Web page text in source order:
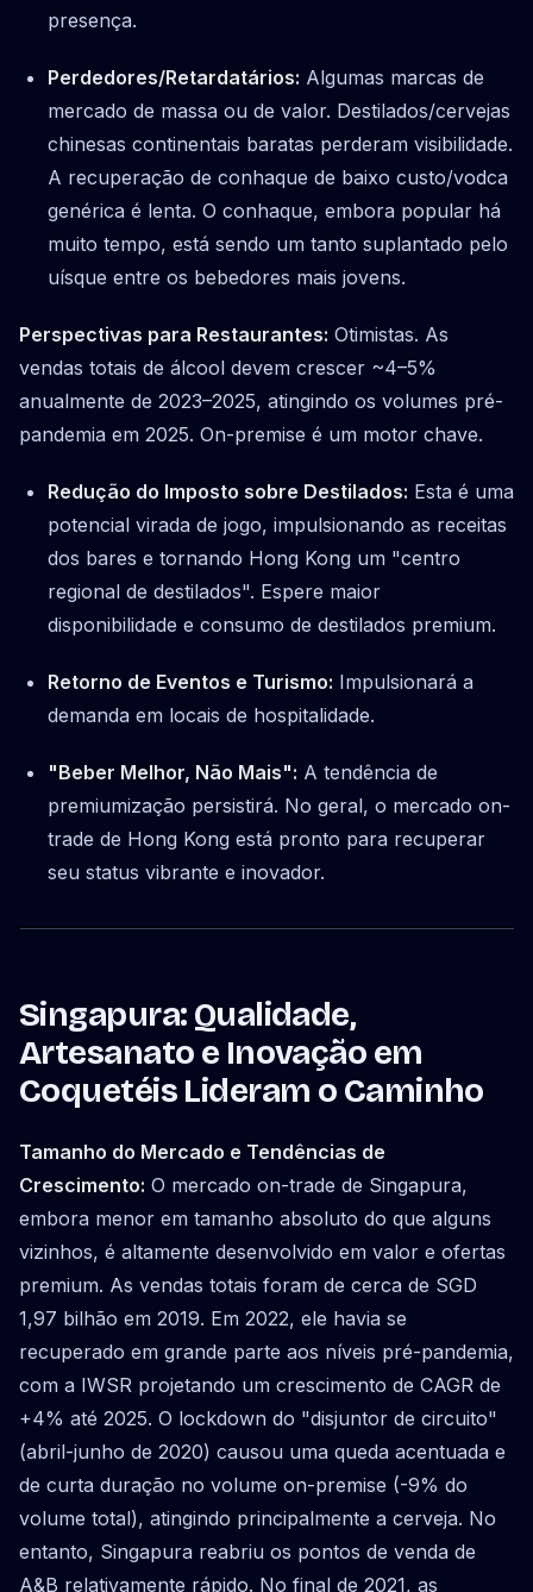
presença.
Perdedores/Retardatários: Algumas marcas de
mercado de massa ou de valor. Destilados/cervejas
chinesas continentais baratas perderam visibilidade.
A recuperação de conhaque de baixo custo/vodca
genérica é lenta. O conhaque, embora popular há
muito tempo, está sendo um tanto suplantado pelo
uísque entre os bebedores mais jovens.
Perspectivas para Restaurantes: Otimistas. As
vendas totais de álcool devem crescer ~4–5%
anualmente de 2023–2025, atingindo os volumes pré-
pandemia em 2025. On-premise é um motor chave.
Redução do Imposto sobre Destilados: Esta é uma
potencial virada de jogo, impulsionando as receitas
dos bares e tornando Hong Kong um "centro
regional de destilados". Espere maior
disponibilidade e consumo de destilados premium.
Retorno de Eventos e Turismo: Impulsionará a
demanda em locais de hospitalidade.
"Beber Melhor, Não Mais": A tendência de
premiumização persistirá. No geral, o mercado on-
trade de Hong Kong está pronto para recuperar
seu status vibrante e inovador.
Singapura: Qualidade,
Artesanato e Inovação em
Coquetéis Lideram o Caminho
Tamanho do Mercado e Tendências de
Crescimento: O mercado on-trade de Singapura,
embora menor em tamanho absoluto do que alguns
vizinhos, é altamente desenvolvido em valor e ofertas
premium. As vendas totais foram de cerca de SGD
1,97 bilhão em 2019. Em 2022, ele havia se
recuperado em grande parte aos níveis pré-pandemia,
com a IWSR projetando um crescimento de CAGR de
+4% até 2025. O lockdown do "disjuntor de circuito"
(abril-junho de 2020) causou uma queda acentuada e
de curta duração no volume on-premise (-9% do
volume total), atingindo principalmente a cerveja. No
entanto, Singapura reabriu os pontos de venda de
A&B relativamente rápido. No final de 2021, as